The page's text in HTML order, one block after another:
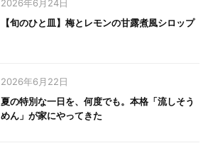
2026年6月24日
【旬のひと皿】梅とレモンの甘露煮風シロップ
2026年6月22日
夏の特別な一日を、何度でも。本格「流しそう
めん」が家にやってきた